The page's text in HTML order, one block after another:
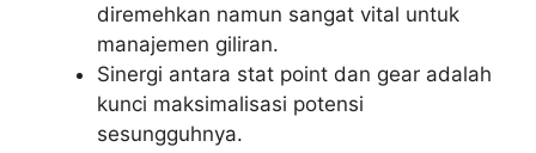
diremehkan namun sangat vital untuk
manajemen giliran.
Sinergi antara stat point dan gear adalah
kunci maksimalisasi potensi
sesungguhnya.